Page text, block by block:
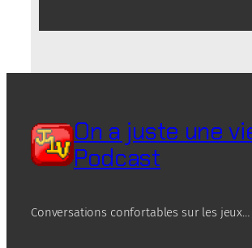
On a juste une
Podcast
Conversations confortables sur les jeux…